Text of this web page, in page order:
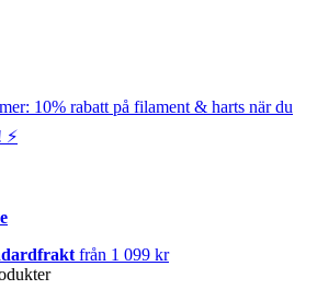
10% rabatt på filament & harts när du
från 1 099 kr